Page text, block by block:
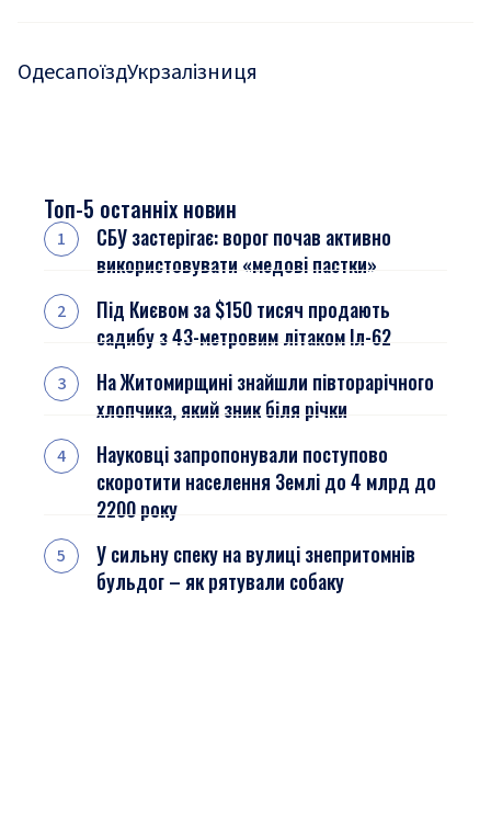
ОдесапоїздУкрзалізниця
Топ-5 останніх новин
СБУ застерігає: ворог почав активно
використовувати «медові пастки»
Під Києвом за $150 тисяч продають
садибу з 43-метровим літаком Іл-62
На Житомирщині знайшли півторарічного
хлопчика, який зник біля річки
Науковці запропонували поступово
скоротити населення Землі до 4 млрд до
2200 року
У сильну спеку на вулиці знепритомнів
бульдог – як рятували собаку